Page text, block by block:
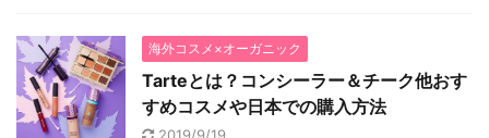
海外コスメ×オーガニック
Tarteとは？コンシーラー＆チーク他おす
すめコスメや日本での購入方法